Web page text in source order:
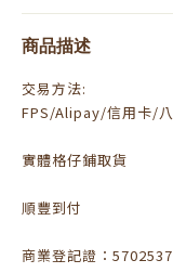
商品描述
交易方法:
FPS/Alipay/信用卡/
實體格仔鋪取貨
順豐到付
商業登記證：